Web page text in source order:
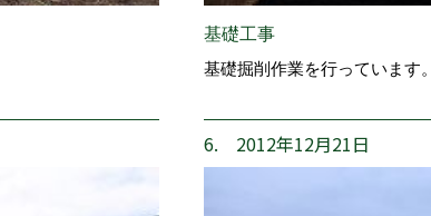
基礎工事
基礎掘削作業を行っています
6. 2012年12月21日